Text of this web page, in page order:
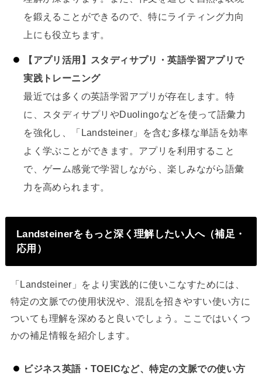
を鍛えることができるので、特にライティング力向
上にも役立ちます。
【アプリ活用】スタディサプリ・英語学習アプリで
実践トレーニング
最近では多くの英語学習アプリが存在します。特
に、スタディサプリやDuolingoなどを使って語彙力
を強化し、「Landsteiner」を含む多様な単語を効率
よく学ぶことができます。アプリを利用すること
で、ゲーム感覚で学習しながら、楽しみながら語彙
力を高められます。
Landsteinerをもっと深く理解したい人へ（補足・
応用）
「Landsteiner」をより実践的に使いこなすためには、
特定の文脈での使用状況や、混乱を招きやすい使い方に
ついても理解を深めると良いでしょう。ここではいくつ
かの補足情報を紹介します。
ビジネス英語・TOEICなど、特定の文脈での使い方